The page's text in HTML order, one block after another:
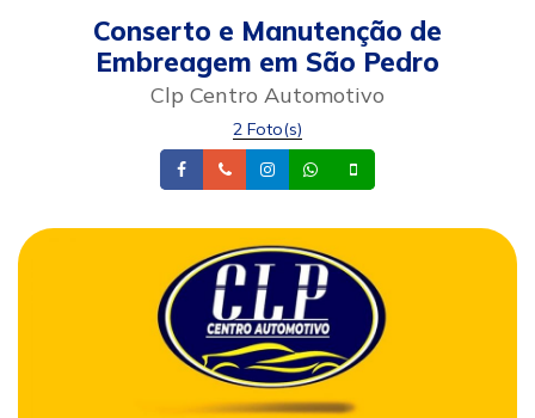
Conserto e Manutenção de
Embreagem em São Pedro
Clp Centro Automotivo
2 Foto(s)
FacebookTelefoneInstagramWhatsapp